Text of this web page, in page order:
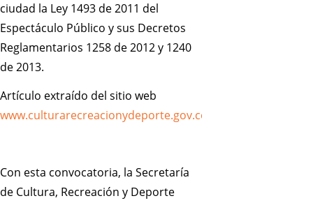
ciudad la Ley 1493 de 2011 del
Espectáculo Público y sus Decretos
Reglamentarios 1258 de 2012 y 1240
de 2013.
Artículo extraído del sitio web
www.culturarecreacionydeporte.gov.co
Con esta convocatoria, la Secretaría
de Cultura, Recreación y Deporte